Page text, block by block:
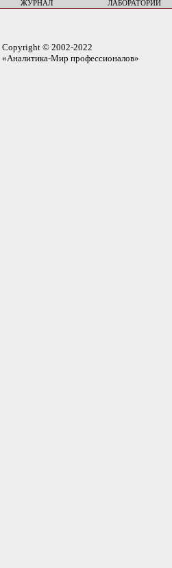
ЖУРНАЛ ЛАБОРАТОРИИ
Copyright © 2002-2022
«Аналитика-Мир профессионалов»